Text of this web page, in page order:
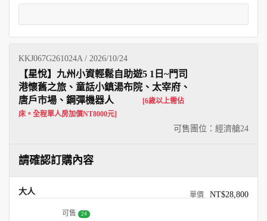
KKJ067G261024A / 2026/10/24
可售團位：經濟艙24
【星悅】九州小資輕鬆自助遊5 1日~門司
港懷舊之旅、童話小鎮湯布院、太宰府、
唐戶市場、鋼彈機器人
[6歲以上需佔
床。全程單人房加價NT8000元]
請確認訂購內容
大人 NT$28,800
可售 24